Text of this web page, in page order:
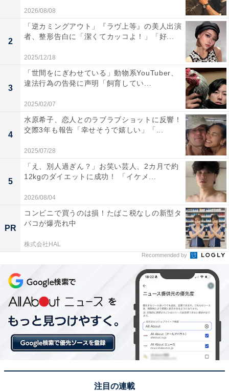
2026/08/08
2
「逆カミングアウト」『ラヴ上等』の美人出演
者、整形告白に「潔くてカッコよ！」「好...
2025/12/18
3
「世間をにぎわせている」動物系YouTuber、
違法行為の告発に声明「飼育してい...
2025/02/07
4
水原希子、恋人とのラブラブショットに反響！
交際3年も報告「幸せそうで嬉しい」「...
2025/07/28
5
「え、別人過ぎん？」お笑い芸人、2カ月で約
12kgのダイエットに成功！ 「イケメ...
2026/08/04
PR
コンビニで買うのは損！たばこ税なしの新型タ
バコが爆売れ中
株式会社HAL
Recommended by
注目の連載